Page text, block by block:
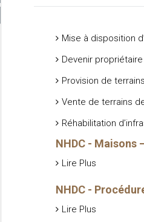
Mise à disposition
Devenir
Provision de
Vente de terrains
Réhabilitation
NHDC - Maisons
Lire Plus
NHDC -
Lire Plus